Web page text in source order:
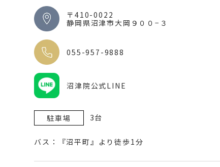
〒410-0022
静岡県沼津市大岡９００−３
055-957-9888
沼津院公式LINE
駐車場 3台
バス：『沼平町』より徒歩1分